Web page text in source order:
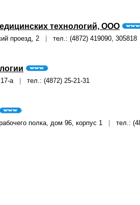
технологий, ООО
проезд, 2 тел.: (4872) 419090, 305818
17-а тел.: (4872) 25-21-31
полка, дом 96, корпус 1 тел.: